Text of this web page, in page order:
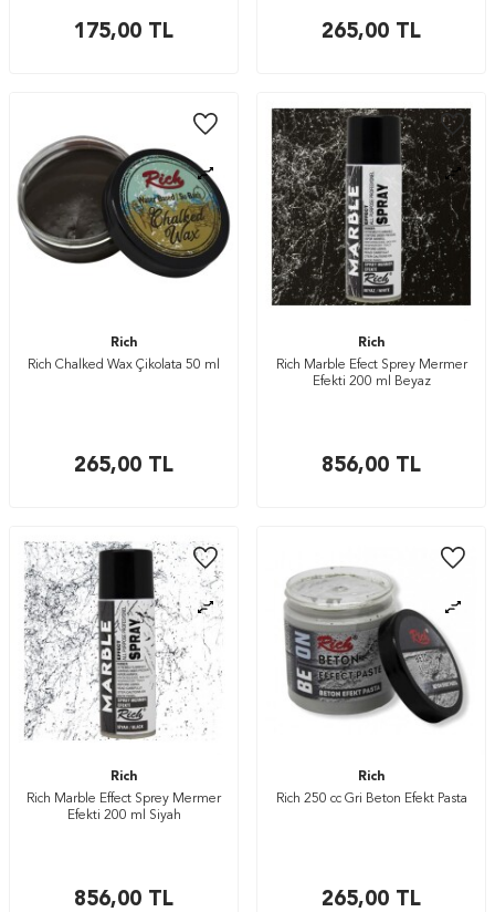
175,00 TL 265,00 TL
Rich
Rich Chalked Wax Çikolata 50 ml
265,00 TL
Rich
Rich Marble Efect Sprey Mermer
Efekti 200 ml Beyaz
856,00 TL
Rich
Rich Marble Effect Sprey Mermer
Efekti 200 ml Siyah
856,00 TL
Rich
Rich 250 cc Gri Beton Efekt Pasta
265,00 TL